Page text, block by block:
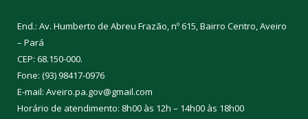
End.: Av. Humberto de Abreu Frazão, nº 615, Bairro Centro, Aveiro
– Pará
CEP: 68.150-000.
Fone: (93) 98417-0976
E-mail: Aveiro.pa.gov@gmail.com
Horário de atendimento: 8h00 às 12h – 14h00 às 18h00